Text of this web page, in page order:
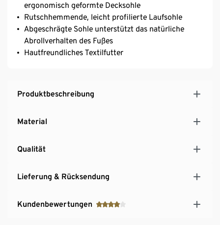
ergonomisch geformte Decksohle
Rutschhemmende, leicht profilierte Laufsohle
Abgeschrägte Sohle unterstützt das natürliche
Abrollverhalten des Fußes
Hautfreundliches Textilfutter
Produktbeschreibung
Material
Qualität
Lieferung & Rücksendung
Kundenbewertungen